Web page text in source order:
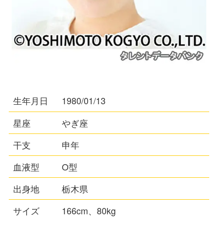
生年月日
1980/01/13
星座
やぎ座
干支
申年
血液型
O型
出身地
栃木県
サイズ
166cm、80kg